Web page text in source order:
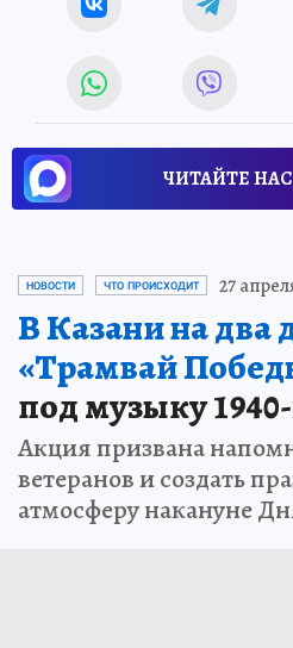
ЧИТАЙТЕ
НОВОСТИ ЧТО ПРОИСХОДИТ 27
В Казани на два
«Трамвай
под музыку
Акция призвана
ветеранов и создать
атмосферу накануне